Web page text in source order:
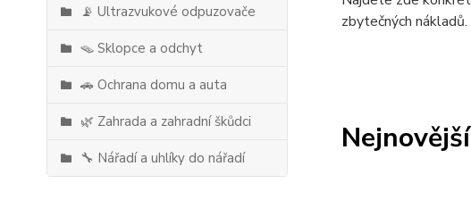
📡 Ultrazvukové odpuzovače
🪤 Sklopce a odchyt
🚗 Ochrana domu a auta
🌿 Zahrada a zahradní škůdci
🔧 Nářadí a uhlíky do nářadí
zbytečných nákladů.